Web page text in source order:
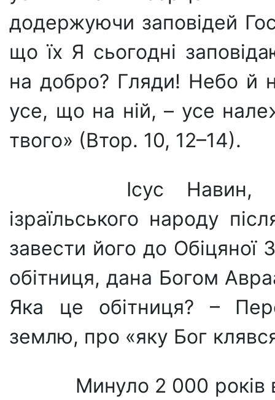
додержуючи заповідей
що їх Я сьогодні
на добро? Гляди! Небо й
усе, що на ній, – усе
твого» (Втор. 10, 12–14).
Ісус Навин,
ізраїльського народу
завести його до Обіцяної
обітниця, дана Богом
Яка це обітниця? –
землю, про «яку Бог
Минуло 2 000 років